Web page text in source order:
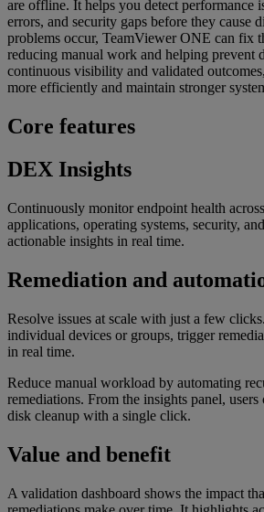
are offline. It helps you detect performance
errors, and security gaps before they cause
problems occur, TeamViewer ONE can fix
reducing manual work and helping prevent
continuous visibility and validated
more efficiently and maintain stronger
Core features
DEX Insights
Continuously monitor endpoint health
applications, operating systems, security,
actionable insights in real time.
Remediation and
Resolve issues at scale with just a few
individual devices or groups, trigger
in real time.
Reduce manual workload by automating
remediations. From the insights panel,
disk cleanup with a single click.
Value and benefit
A validation dashboard shows the impact